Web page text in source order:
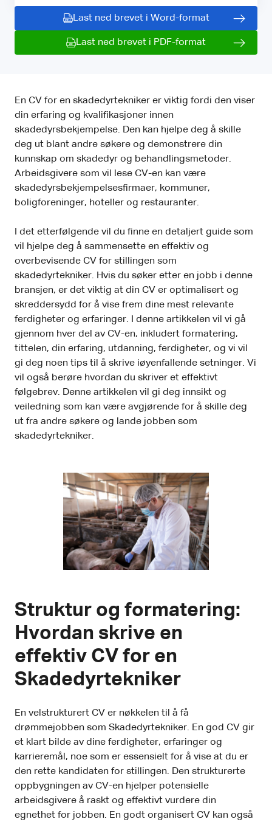
Last ned brevet i Word-format
Last ned brevet i PDF-format
En CV for en skadedyrtekniker er viktig fordi den viser
din erfaring og kvalifikasjoner innen
skadedyrsbekjempelse. Den kan hjelpe deg å skille
deg ut blant andre søkere og demonstrere din
kunnskap om skadedyr og behandlingsmetoder.
Arbeidsgivere som vil lese CV-en kan være
skadedyrsbekjempelsesfirmaer, kommuner,
boligforeninger, hoteller og restauranter.
I det etterfølgende vil du finne en detaljert guide som
vil hjelpe deg å sammensette en effektiv og
overbevisende CV for stillingen som
skadedyrtekniker. Hvis du søker etter en jobb i denne
bransjen, er det viktig at din CV er optimalisert og
skreddersydd for å vise frem dine mest relevante
ferdigheter og erfaringer. I denne artikkelen vil vi gå
gjennom hver del av CV-en, inkludert formatering,
tittelen, din erfaring, utdanning, ferdigheter, og vi vil
gi deg noen tips til å skrive iøyenfallende setninger. Vi
vil også berøre hvordan du skriver et effektivt
følgebrev. Denne artikkelen vil gi deg innsikt og
veiledning som kan være avgjørende for å skille deg
ut fra andre søkere og lande jobben som
skadedyrtekniker.
Struktur og formatering:
Hvordan skrive en
effektiv CV for en
Skadedyrtekniker
En velstrukturert CV er nøkkelen til å få
drømmejobben som Skadedyrtekniker. En god CV gir
et klart bilde av dine ferdigheter, erfaringer og
karrieremål, noe som er essensielt for å vise at du er
den rette kandidaten for stillingen. Den strukturerte
oppbygningen av CV-en hjelper potensielle
arbeidsgivere å raskt og effektivt vurdere din
egnethet for jobben. En godt organisert CV kan også